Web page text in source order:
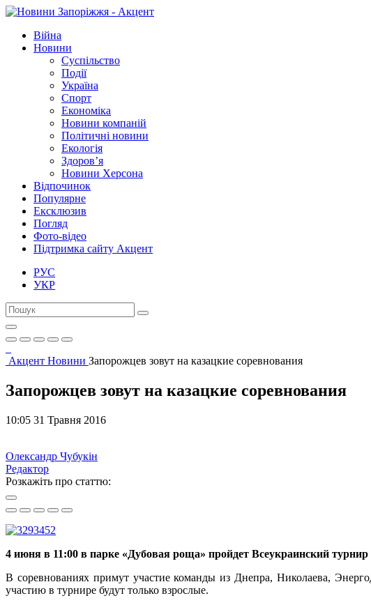
Війна
Новини
Суспільство
Події
Україна
Спорт
Економіка
Новини компаній
Політичні новини
Екологія
Здоров’я
Новини Херсона
Відпочинок
Популярне
Ексклюзив
Погляд
Фото-відео
Підтримка сайту Акцент
РУС
УКР
Акцент Новини Запорожцев зовут на казацкие соревнования
Запорожцев зовут на казацкие соревнования
10:05 31 Травня 2016
Олександр Чубукін
Редактор
Розкажіть про статтю:
4 июня в 11:00 в парке «Дубовая роща» пройдет Всеукраинский
В соревнованиях примут участие команды из Днепра, Николаева,
участию в турнире будут только взрослые.